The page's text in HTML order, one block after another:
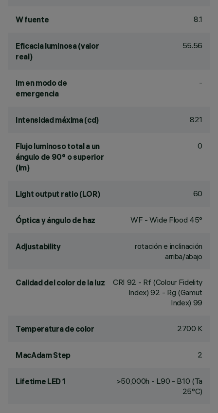
W fuente 8.1
Eficacia luminosa (valor
real)
55.56
lm en modo de
emergencia
-
Intensidad máxima (cd) 821
Flujo luminoso total a un
ángulo de 90° o superior
(lm)
0
Light output ratio (LOR) 60
Óptica y ángulo de haz WF - Wide Flood 45°
Adjustability
rotación e inclinación
arriba/abajo
Calidad del color de la luz CRI 92 - Rf (Colour Fidelity
Index) 92 - Rg (Gamut
Index) 99
Temperatura de color 2700 K
MacAdam Step 2
Lifetime LED 1
>50,000h - L90 - B10 (Ta
25°C)